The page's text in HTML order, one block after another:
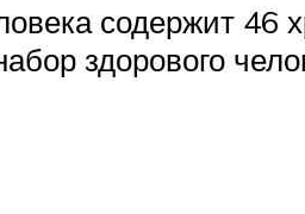
содержит 46
здорового